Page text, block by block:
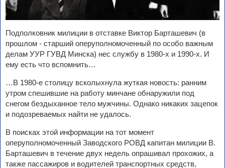
Подполковник милиции в отставке Виктор Барташевич (в
прошлом - старший оперуполномоченный по особо важным
делам УУР ГУВД Минска) нес службу в 1980‑х и 1990‑х. И
ему есть что вспомнить…
…В 1980-е столицу всколыхнула жуткая новость: ранним
утром спешившие на работу минчане обнаружили под
снегом бездыханное тело мужчины. Однако никаких зацепок
и подозреваемых найти не удалось.
В поисках этой информации на тот момент
оперуполномоченный Заводского РОВД капитан милиции В.
Барташевич в течение двух недель опрашивал прохожих, а
также пассажиров и водителей транспортных средств,